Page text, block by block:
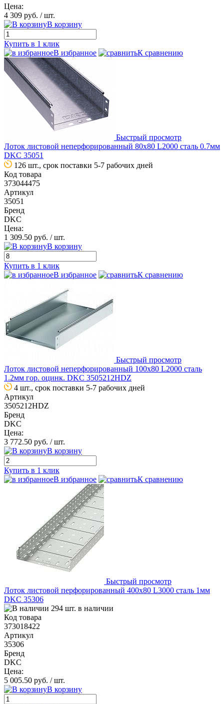
Цена:
4 309 руб. / шт.
В корзину
Купить в 1 клик
В избранное
К сравнению
Быстрый просмотр
Лоток листовой неперфорированный 80х80 L2000 сталь 0.7мм
DKC 35051
126 шт., срок поставки 5-7 рабочих дней
Код товара
373044475
Артикул
35051
Бренд
DKC
Цена:
1 309.50 руб. / шт.
В корзину
Купить в 1 клик
В избранное
К сравнению
Быстрый просмотр
Лоток листовой неперфорированный 100х80 L2000 сталь
1.2мм гор. оцинк. DKC 3505212HDZ
4 шт., срок поставки 5-7 рабочих дней
Артикул
3505212HDZ
Бренд
DKC
Цена:
3 772.50 руб. / шт.
В корзину
Купить в 1 клик
В избранное
К сравнению
Быстрый просмотр
Лоток листовой перфорированный 400х80 L3000 сталь 1мм
DKC 35306
294 шт. в наличии
Код товара
373018422
Артикул
35306
Бренд
DKC
Цена:
5 005.50 руб. / шт.
В корзину